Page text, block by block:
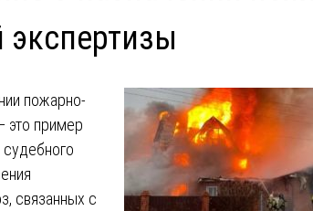
экспертизы
пожарно-
это пример
связанных с